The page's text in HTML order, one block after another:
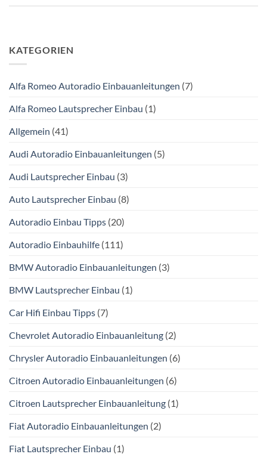
KATEGORIEN
Alfa Romeo Autoradio Einbauanleitungen (7)
Alfa Romeo Lautsprecher Einbau (1)
Allgemein (41)
Audi Autoradio Einbauanleitungen (5)
Audi Lautsprecher Einbau (3)
Auto Lautsprecher Einbau (8)
Autoradio Einbau Tipps (20)
Autoradio Einbauhilfe (111)
BMW Autoradio Einbauanleitungen (3)
BMW Lautsprecher Einbau (1)
Car Hifi Einbau Tipps (7)
Chevrolet Autoradio Einbauanleitung (2)
Chrysler Autoradio Einbauanleitungen (6)
Citroen Autoradio Einbauanleitungen (6)
Citroen Lautsprecher Einbauanleitung (1)
Fiat Autoradio Einbauanleitungen (2)
Fiat Lautsprecher Einbau (1)